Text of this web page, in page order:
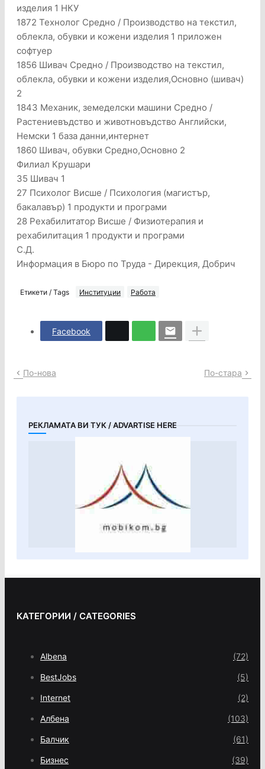
изделия 1 НКУ
1872 Технолог Средно / Производство на текстил,
облекла, обувки и кожени изделия 1 приложен
софтуер
1856 Шивач Средно / Производство на текстил,
облекла, обувки и кожени изделия,Основно (шивач)
2
1843 Механик, земеделски машини Средно /
Растениевъдство и животновъдство Английски,
Немски 1 база данни,интернет
1860 Шивач, обувки Средно,Основно 2
Филиал Крушари
35 Шивач 1
27 Психолог Висше / Психология (магистър,
бакалавър) 1 продукти и програми
28 Рехабилитатор Висше / Физиотерапия и
рехабилитация 1 продукти и програми
С.Д.
Информация в Бюро по Труда - Дирекция, Добрич
Етикети / Tags Институции Работа
Facebook
По-нова По-стара
РЕКЛАМАТА ВИ ТУК / ADVARTISE HERE
КАТЕГОРИИ / CATEGORIES
Albena (72)
BestJobs (5)
Internet (2)
Албена (103)
Балчик (61)
Бизнес (39)